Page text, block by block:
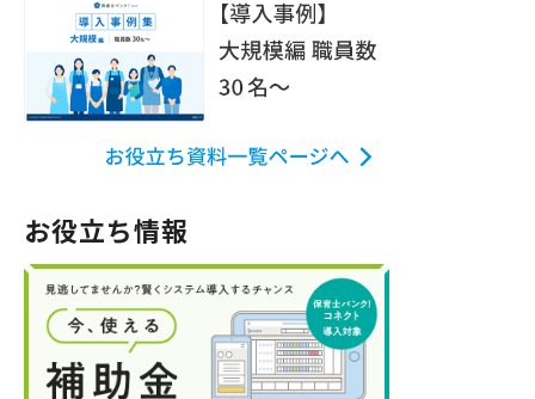
お役立ち情報